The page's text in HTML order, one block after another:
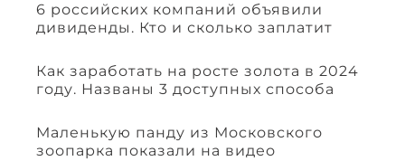
6 российских компаний объявили
дивиденды. Кто и сколько заплатит
Как заработать на росте золота в 2024
году. Названы 3 доступных способа
Маленькую панду из Московского
зоопарка показали на видео